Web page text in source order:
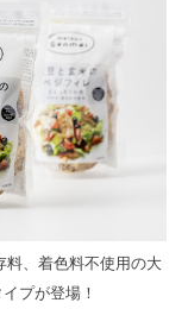
料、着色料不使用の大
プが登場！